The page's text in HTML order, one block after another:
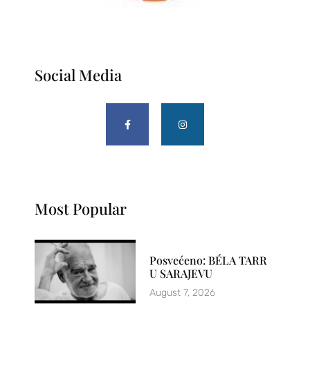
Social Media
Most Popular
Posvećeno: BÉLA TARR
U SARAJEVU
August 7, 2026